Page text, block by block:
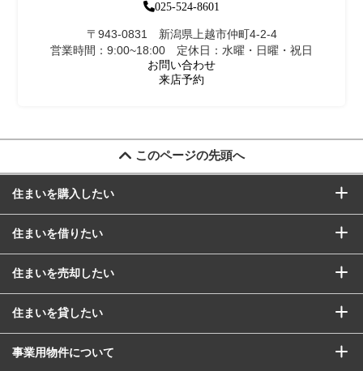
025-524-8601
〒943-0831 新潟県上越市仲町4-2-4
営業時間：9:00~18:00 定休日：水曜・日曜・祝日
お問い合わせ
来店予約
このページの先頭へ
住まいを購入したい
住まいを借りたい
住まいを売却したい
住まいを貸したい
事業用物件について